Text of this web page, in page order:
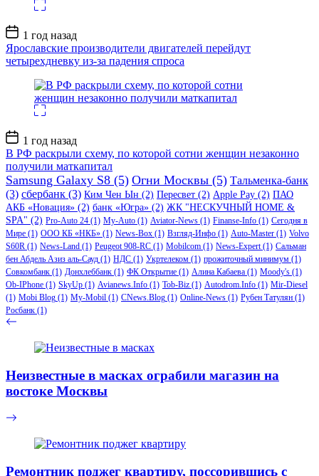
Дата
записи
1 год назад
Ярославские производители двигателей перейдут
четырехдневку из-за падения спроса
Дата
записи
1 год назад
В РФ раскрыли схему, по которой сотни женщин незаконно
получили маткапитал
Samsung Galaxy S8 (5) Огни Москвы (5) Тальменка-банк
(3) сбербанк (3) Ким Чен Ын (2) Пересвет (2) Apple Pay (2) ПАО
АКБ «Новация» (2) банк «Югра» (2) ЖК "НЕСКУЧНЫЙ HOME &
SPA" (2) Pro-Auto 24 (1) My-Auto (1) Aviator-News (1) Finanse-Info (1) Сегодня в
Мире (1) ООО КБ «НКБ» (1) News-Box (1) Взгляд-Инфо (1) Auto-Master (1) Volvo
S60R (1) News-Land (1) Peugeot 908-RC (1) Mobilcom (1) News-Expert(1) Сальман
бен Абдель Азиз аль-Сауд (1) НДС (1) Укртелеком (1) прожиточный минимум (1)
Совкомбанк (1) Донхлеббанк (1) ФК Открытие (1) Алина Кабаева (1) Moody's (1)
Ob-IPhone (1) SkyUp (1) Avianews.Info (1) Tob-Biz (1) Autodrom.Info (1) Mir-Diesel
(1) Mobi Blog (1) My-Mobil (1) CNews.Blog (1) Online-News (1) Рубен Татулян (1)
Росбанк (1)
Неизвестные в масках ограбили магазин на
востоке Москвы
Ремонтник поджег квартиру, поссорившись с